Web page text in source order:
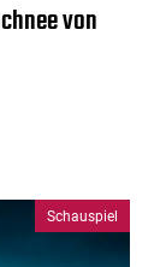
von
Schauspiel